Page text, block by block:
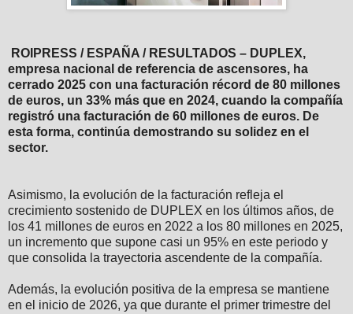
ROIPRESS / ESPAÑA / RESULTADOS – DUPLEX,
empresa nacional de referencia de ascensores, ha
cerrado 2025 con una facturación récord de 80 millones
de euros, un 33% más que en 2024, cuando la compañía
registró una facturación de 60 millones de euros. De
esta forma, continúa demostrando su solidez en el
sector.
Asimismo, la evolución de la facturación refleja el
crecimiento sostenido de DUPLEX en los últimos años, de
los 41 millones de euros en 2022 a los 80 millones en 2025,
un incremento que supone casi un 95% en este periodo y
que consolida la trayectoria ascendente de la compañía.
Además, la evolución positiva de la empresa se mantiene
en el inicio de 2026, ya que durante el primer trimestre del